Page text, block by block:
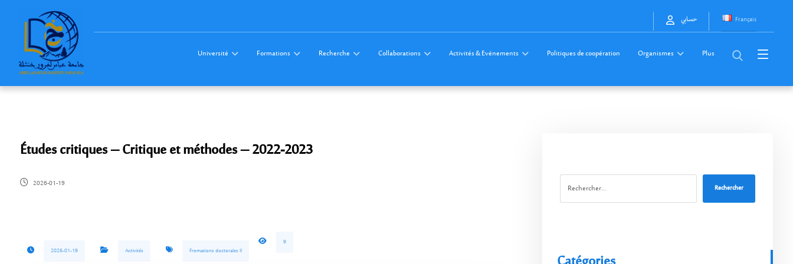
Français حسابي
Université Formations Recherche Collaborations Activités & Evénements Politiques de coopération Organismes Plus
Études critiques – Critique et méthodes – 2022-2023
2026-01-19
2026-01-19 Activités Fromations doctorales ll
9
Rechercher